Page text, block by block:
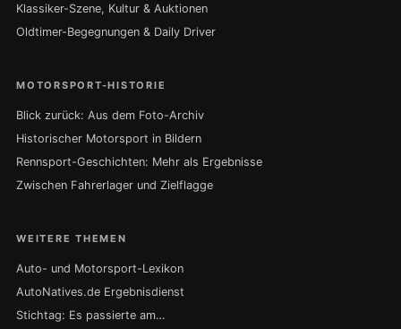
Klassiker-Szene, Kultur & Auktionen
Oldtimer-Begegnungen & Daily Driver
MOTORSPORT-HISTORIE
Blick zurück: Aus dem Foto-Archiv
Historischer Motorsport in Bildern
Rennsport-Geschichten: Mehr als Ergebnisse
Zwischen Fahrerlager und Zielflagge
WEITERE THEMEN
Auto- und Motorsport-Lexikon
AutoNatives.de Ergebnisdienst
Stichtag: Es passierte am…